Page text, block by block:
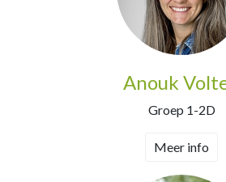
Anouk
Groep 1-2D
Meer info